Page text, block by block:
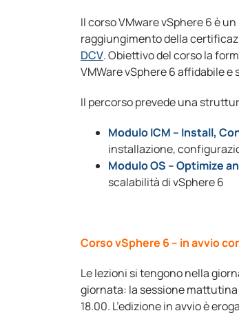
Il corso VMware vSphere 6 è un
raggiungimento della
DCV. Obiettivo del corso la
VMWare vSphere 6 affidabile e
Il percorso prevede una
Modulo ICM – Install,
installazione,
Modulo OS – Optimize
scalabilità di vSphere 6
Corso vSphere 6 – in avvio
Le lezioni si tengono nella
giornata: la sessione mattutina
18.00. L’edizione in avvio è